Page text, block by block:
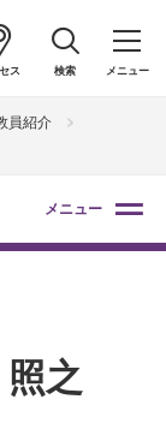
ス 検索 メニュー
員紹介
メニュー
之